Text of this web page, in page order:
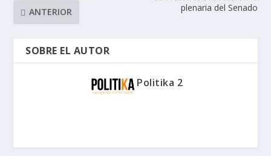
ANTERIOR
plenaria del Senado
SOBRE EL AUTOR
Politika 2